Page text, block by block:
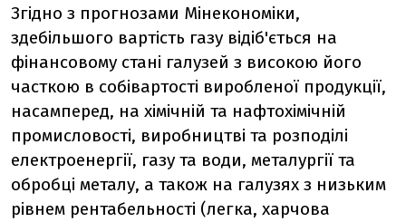
Згідно з прогнозами Мінекономіки,
здебільшого вартість газу відіб'ється на
фінансовому стані галузей з високою його
часткою в собівартості виробленої продукції,
насамперед, на хімічній та нафтохімічній
промисловості, виробництві та розподілі
електроенергії, газу та води, металургії та
обробці металу, а також на галузях з низьким
рівнем рентабельності (легка, харчова